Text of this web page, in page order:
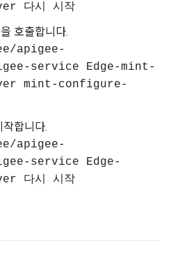
다시 시작
호출합니다.
apigee-
service Edge-mint-
mint-configure-
합니다.
apigee-
service Edge-
다시 시작